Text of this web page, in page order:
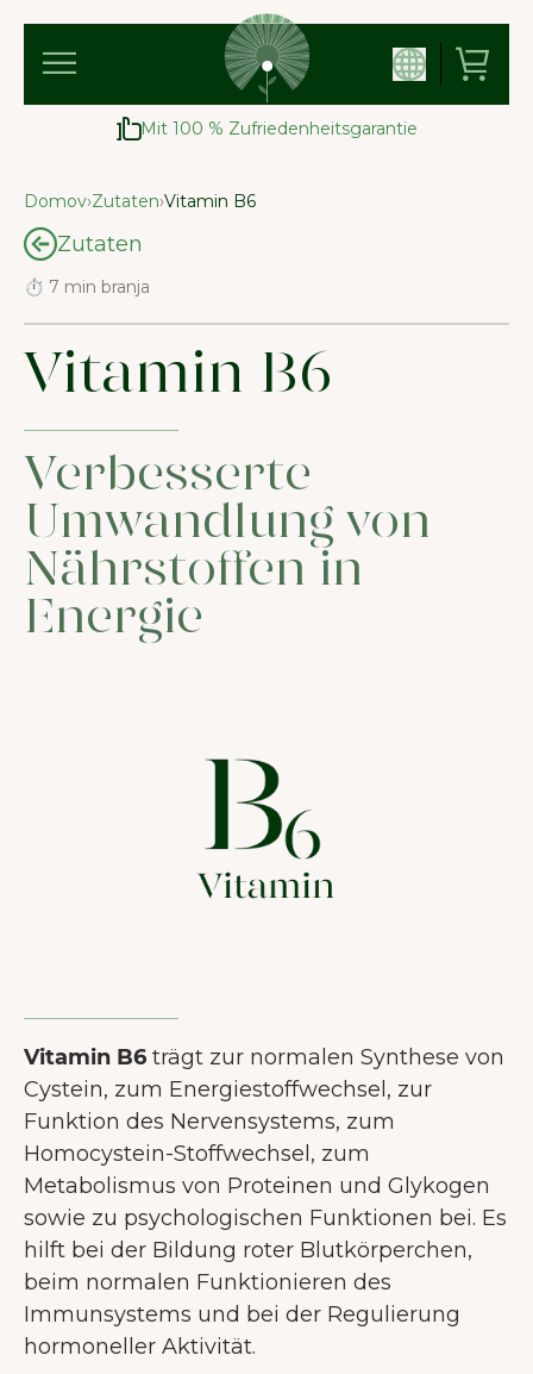
Mit 100 % Zufriedenheitsgarantie
Domov›Zutaten›Vitamin B6
Zutaten
⏱ 7 min branja
Vitamin B6
Verbesserte
Umwandlung von
Nährstoffen in
Energie
Vitamin B6 trägt zur normalen Synthese von
Cystein, zum Energiestoffwechsel, zur
Funktion des Nervensystems, zum
Homocystein-Stoffwechsel, zum
Metabolismus von Proteinen und Glykogen
sowie zu psychologischen Funktionen bei. Es
hilft bei der Bildung roter Blutkörperchen,
beim normalen Funktionieren des
Immunsystems und bei der Regulierung
hormoneller Aktivität.